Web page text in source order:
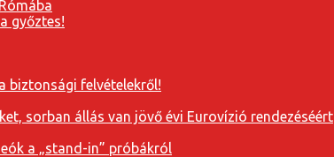
győztes!
biztonsági felvételekről!
sorban állás van jövő évi Eurovízió rendezéséért
a „stand-in” próbákról